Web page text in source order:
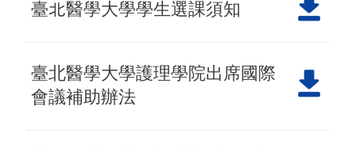
臺北醫學大學學生選課須知
臺北醫學大學護理學院出席國際
會議補助辦法